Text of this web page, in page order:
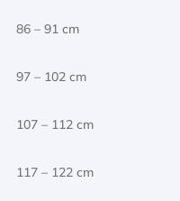
86 – 91 cm
97 – 102 cm
107 – 112 cm
117 – 122 cm